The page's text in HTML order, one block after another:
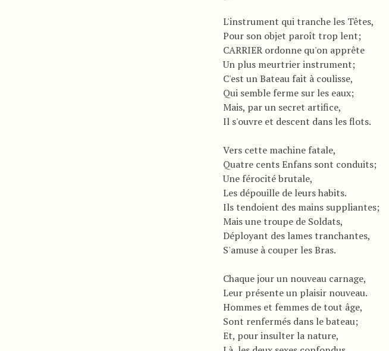
L'instrument qui tranche les Têtes,
Pour son objet paroît trop lent;
CARRIER ordonne qu'on apprête
Un plus meurtrier instrument;
C'est un Bateau fait à coulisse,
Qui semble ferme sur les eaux;
Mais, par un secret artifice,
Il s'ouvre et descent dans les flots.
Vers cette machine fatale,
Quatre cents Enfans sont conduits;
Une férocité brutale,
Les dépouille de leurs habits.
Ils tendoient des mains suppliantes;
Mais une troupe de Soldats,
Déployant des lames tranchantes,
S'amuse à couper les Bras.
Chaque jour un nouveau carnage,
Leur présente un plaisir nouveau.
Hommes et femmes de tout âge,
Sont renfermés dans le bateau;
Et, pour insulter la nature,